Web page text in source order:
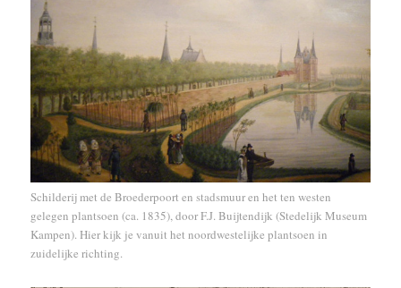
Schilderij met de Broederpoort en stadsmuur en het ten westen
gelegen plantsoen (ca. 1835), door F.J. Buijtendijk (Stedelijk Museum
Kampen). Hier kijk je vanuit het noordwestelijke plantsoen in
zuidelijke richting.